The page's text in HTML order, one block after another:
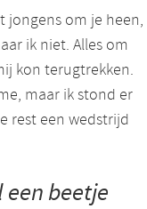
jongens om je heen,
ik niet. Alles om
kon terugtrekken.
maar ik stond er
rest een wedstrijd
een beetje